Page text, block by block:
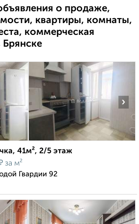
о продаже,
квартиры, комнаты,
коммерческая
›
41м², 2/5 этаж
за м²
Гвардии 92